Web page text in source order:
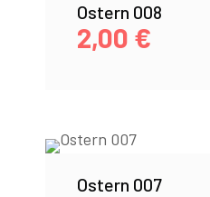
Ostern 008
2,00 €
Ostern 007